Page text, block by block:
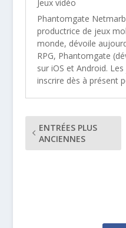
Jeux vidéo
Phantomgate
productrice de jeux
monde, dévoile
RPG, Phantomgate
sur iOS et Android.
inscrire dès à présent
ENTRÉES PLUS
ANCIENNES